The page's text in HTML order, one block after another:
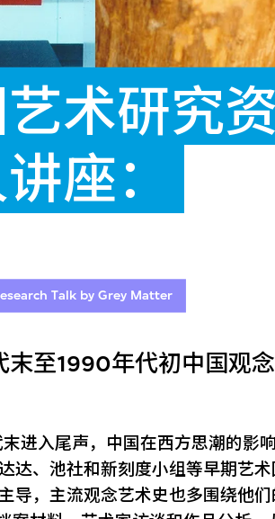
术研究
座：
Talk by Grey Matter
末至1990年代初中国观
进入尾声，中国在西方思潮的影
达、池社和新刻度小组等早期艺
导，主流观念艺术史也多围绕他